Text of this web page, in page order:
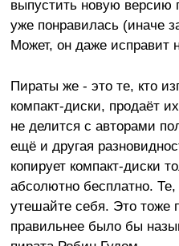
выпустить новую версию
уже понравилась (иначе
Может, он даже исправит
Пираты же - это те, кто
компакт-диски, продаёт
не делится с авторами
ещё и другая
копирует компакт-диски
абсолютно бесплатно. Те,
утешайте себя. Это тоже
правильнее было бы